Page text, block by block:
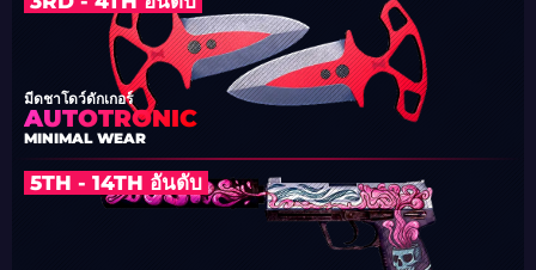
มีดชาโดว์ดักเกอร์
AUTOTRONIC
MINIMAL WEAR
5TH - 14TH อันดับ